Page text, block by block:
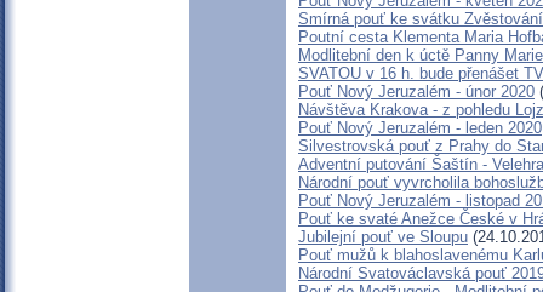
Smírná pouť ke svátku
Poutní cesta Klementa Maria
Modlitební den k úctě Panny
SVATOU v 16 h. bude přenášet
Pouť Nový Jeruzalém - únor 2020
Návštěva Krakova - z pohledu
Pouť Nový Jeruzalém - leden 2020
Silvestrovská pouť z Prahy do
Adventní putování Šaštín -
Národní pouť vyvrcholila
Pouť Nový Jeruzalém - listopad
Pouť ke svaté Anežce České v
Jubilejní pouť ve Sloupu
Pouť mužů k blahoslavenému
Národní Svatováclavská pouť